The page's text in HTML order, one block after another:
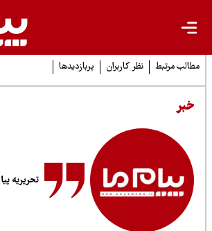
مرتبط نظر کاربران پربازدیدها
تحریریه پیام ما